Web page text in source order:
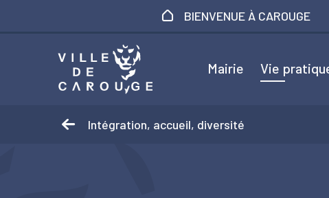
BIENVENUE À CAROUGE
Mairie Vie
Intégration, accueil, diversité